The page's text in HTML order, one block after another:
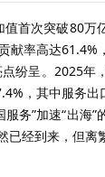
首次突破80万
献率高达61.4%
纷呈。2025年
，其中服务出
务”加速“出海”
已经到来，但离